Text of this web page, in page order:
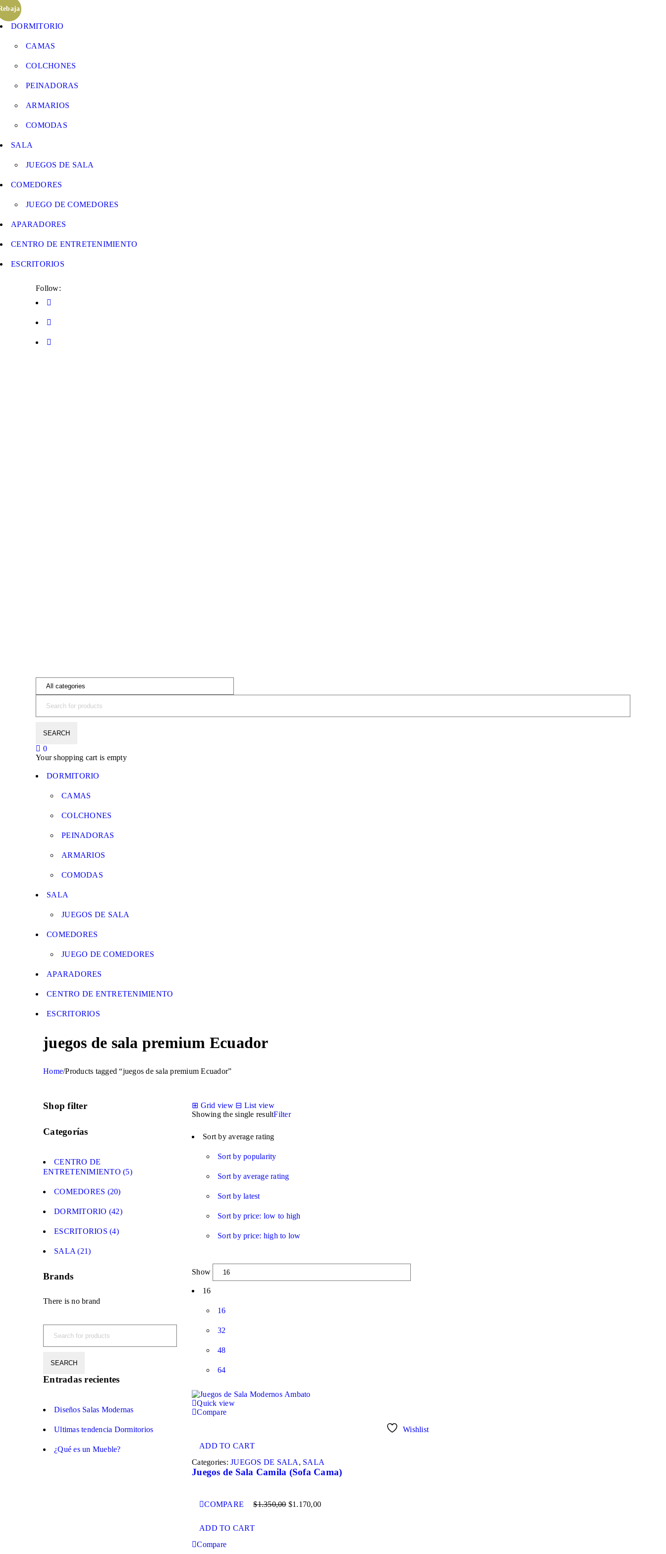
DORMITORIO
CAMAS
COLCHONES
PEINADORAS
ARMARIOS
COMODAS
SALA
JUEGOS DE SALA
COMEDORES
JUEGO DE COMEDORES
APARADORES
CENTRO DE ENTRETENIMIENTO
ESCRITORIOS
Follow:
0
Your shopping cart is empty
DORMITORIO
CAMAS
COLCHONES
PEINADORAS
ARMARIOS
COMODAS
SALA
JUEGOS DE SALA
COMEDORES
JUEGO DE COMEDORES
APARADORES
CENTRO DE ENTRETENIMIENTO
ESCRITORIOS
juegos de sala premium Ecuador
Home/Products tagged “juegos de sala premium Ecuador”
Shop filter
Categorías
CENTRO DE
ENTRETENIMIENTO (5)
COMEDORES (20)
DORMITORIO (42)
ESCRITORIOS (4)
SALA (21)
Brands
There is no brand
Entradas recientes
Diseños Salas Modernas
Ultimas tendencia Dormitorios
¿Qué es un Mueble?
⊞ Grid view ⊟ List view
Showing the single resultFilter
Sort by average rating
Sort by popularity
Sort by average rating
Sort by latest
Sort by price: low to high
Sort by price: high to low
Show
16
16
32
48
64
Quick view
Compare
Wishlist
ADD TO CART
Categories: JUEGOS DE SALA , SALA
Juegos de Sala Camila (Sofa Cama)
COMPARE $1.350,00 $1.170,00
ADD TO CART
Compare